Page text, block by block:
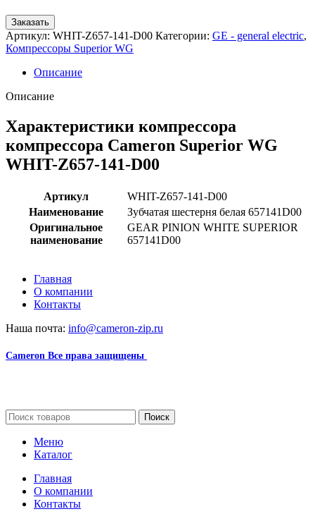
Заказать
Артикул: WHIT-Z657-141-D00 Категории: GE - general electric,
Компрессоры Superior WG
Описание
Описание
Характеристики компрессора
компрессора Cameron Superior WG
WHIT-Z657-141-D00
Артикул
WHIT-Z657-141-D00
Наименование
Зубчатая шестерня белая 657141D00
Оригинальное
наименование
GEAR PINION WHITE SUPERIOR
657141D00
Главная
О компании
Контакты
Наша почта: info@cameron-zip.ru
Cameron Все права защищены
Поиск
Меню
Каталог
Главная
О компании
Контакты